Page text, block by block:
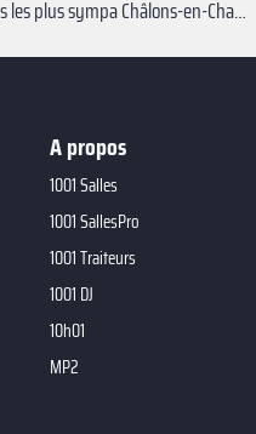
Les bars les plus sympa Châlons-en-Champagne
A propos
1001 Salles
1001 SallesPro
1001 Traiteurs
1001 DJ
10h01
MP2